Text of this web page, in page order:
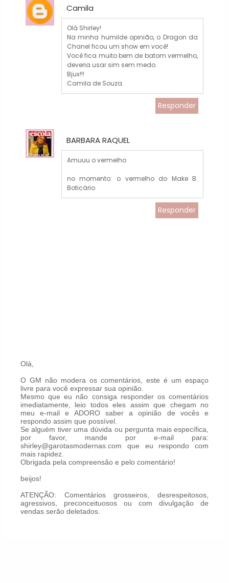
Camila
Olá Shirley!
Na minha humilde opinião, o Dragon da
Chanel ficou um show em você!
Você fica muito bem de batom vermelho,
deveria usar sim sem medo.
Bjux!!!
Camila de Souza.
Responder
BARBARA RAQUEL
Amuuu o vermelho
no momento: o vermelho do Make B.
Boticário
Responder
Olá,
O GM não modera os comentários, este é um espaço
livre para você expressar sua opinião.
Mesmo que eu não consiga responder os comentários
imediatamente, leio todos eles assim que chegam no
meu e-mail e ADORO saber a opinião de vocês e
respondo assim que possível.
Se alguém tiver uma dúvida ou pergunta mais específica,
por favor, mande por e-mail para:
shirley@garotasmodernas.com que eu respondo com
mais rapidez.
Obrigada pela compreensão e pelo comentário!
beijos!
ATENÇÃO: Comentários grosseiros, desrespeitosos,
agressivos, preconceituosos ou com divulgação de
vendas serão deletados.